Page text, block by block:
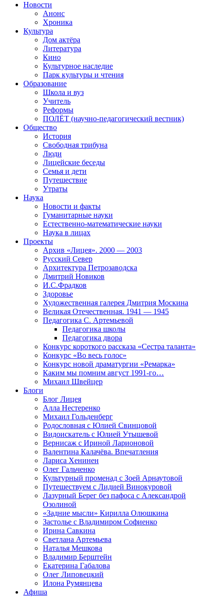
Новости
Анонс
Хроника
Культура
Дом актёра
Литература
Кино
Культурное наследие
Парк культуры и чтения
Образование
Школа и вуз
Учитель
Реформы
ПОЛЁТ (научно-педагогический вестник)
Общество
История
Свободная трибуна
Люди
Лицейские беседы
Семья и дети
Путешествие
Утраты
Наука
Новости и факты
Гуманитарные науки
Естественно-математические науки
Наука в лицах
Проекты
Архив «Лицея». 2000 — 2003
Русский Север
Архитектура Петрозаводска
Дмитрий Новиков
И.С.Фрадков
Здоровье
Художественная галерея Дмитрия Москина
Великая Отечественная. 1941 — 1945
Педагогика С. Артемьевой
Педагогика школы
Педагогика двора
Конкурс короткого рассказа «Сестра таланта»
Конкурс «Во весь голос»
Конкурс новой драматургии «Ремарка»
Каким мы помним август 1991-го…
Михаил Швейцер
Блоги
Блог Лицея
Алла Нестеренко
Михаил Гольденберг
Родословная с Юлией Свинцовой
Видоискатель с Юлией Утышевой
Вернисаж с Ириной Ларионовой
Валентина Калачёва. Впечатления
Лариса Хенинен
Олег Гальченко
Культурный променад с Зоей Арнаутовой
Путешествуем с Лидией Винокуровой
Лазурный Берег без пафоса с Александрой
Озолиной
«Задние мысли» Кирилла Олюшкина
Застолье с Владимиром Софиенко
Ирина Савкина
Светлана Артемьева
Наталья Мешкова
Владимир Берштейн
Екатерина Габалова
Олег Липовецкий
Илона Румянцева
Афиша